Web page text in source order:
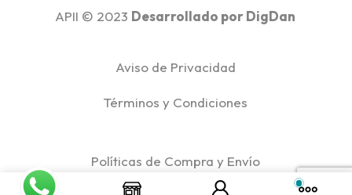
APII © 2023 Desarrollado porDigDan
Aviso de Privacidad
Términos y Condiciones
Políticas de Compra y Envío